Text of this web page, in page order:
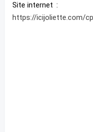
Site internet
https://icijoliette.com/